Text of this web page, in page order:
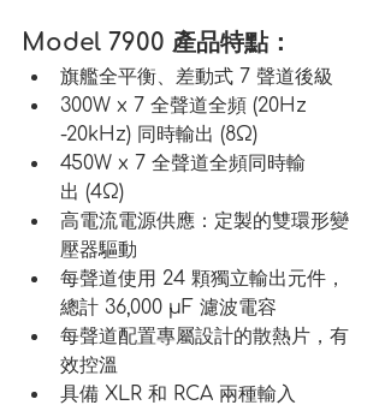
Model 7900 產品特點：
旗艦全平衡、差動式 7 聲道後級
300W x 7 全聲道全頻 (20Hz
-20kHz) 同時輸出 (8Ω)
450W x 7 全聲道全頻同時輸
出 (4Ω)
高電流電源供應：定製的雙環形變
壓器驅動
每聲道使用 24 顆獨立輸出元件，
總計 36,000 µF 濾波電容
每聲道配置專屬設計的散熱片，有
效控溫
具備 XLR 和 RCA 兩種輸入